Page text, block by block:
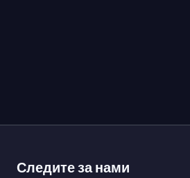
Следите за нами